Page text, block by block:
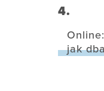
4.
jak